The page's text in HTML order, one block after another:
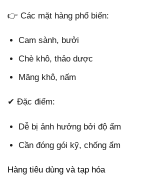
👉 Các mặt hàng phổ biến:
Cam sành, bưởi
Chè khô, thảo dược
Măng khô, nấm
✔ Đặc điểm:
Dễ bị ảnh hưởng bởi độ ẩm
Cần đóng gói kỹ, chống ẩm
Hàng tiêu dùng và tạp hóa